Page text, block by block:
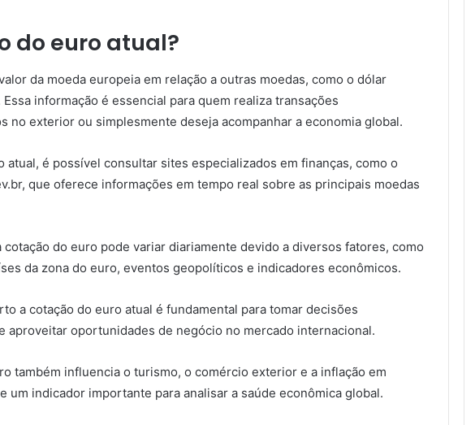
do euro atual?
da moeda europeia em relação a outras moedas, como o dólar
informação é essencial para quem realiza transações
no exterior ou simplesmente deseja acompanhar a economia global.
atual, é possível consultar sites especializados em finanças, como o
que oferece informações em tempo real sobre as principais moedas
do euro pode variar diariamente devido a diversos fatores, como
da zona do euro, eventos geopolíticos e indicadores econômicos.
a cotação do euro atual é fundamental para tomar decisões
aproveitar oportunidades de negócio no mercado internacional.
também influencia o turismo, o comércio exterior e a inflação em
um indicador importante para analisar a saúde econômica global.